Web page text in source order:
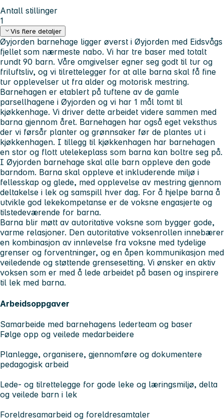
Antall stillinger
1
Vis flere detaljer
Øyjorden barnehage ligger øverst i Øyjorden med Eidsvågs
fjellet som nærmeste nabo. Vi har tre baser med totalt
rundt 90 barn. Våre omgivelser egner seg godt til tur og
friluftsliv, og vi tilrettelegger for at alle barna skal få fine
tur opplevelser ut fra alder og motorisk mestring.
Barnehagen er etablert på tuftene av de gamle
parsellhagene i Øyjorden og vi har 1 mål tomt til
kjøkkenhage. Vi driver dette arbeidet videre sammen med
barna gjennom året. Barnehagen har også eget veksthus
der vi førsår planter og grønnsaker før de plantes ut i
kjøkkenhagen. I tillegg til kjøkkenhagen har barnehagen
en stor og flott utelekeplass som barna kan boltre seg på.
I Øyjorden barnehage skal alle barn oppleve den gode
barndom. Barna skal oppleve et inkluderende miljø i
fellesskap og glede, med opplevelse av mestring gjennom
deltakelse i lek og samspill hver dag. For å hjelpe barna å
utvikle god lekekompetanse er de voksne engasjerte og
tilstedeværende for barna.
Barna blir møtt av autoritative voksne som bygger gode,
varme relasjoner. Den autoritative voksenrollen innebærer
en kombinasjon av innlevelse fra voksne med tydelige
grenser og forventninger, og en åpen kommunikasjon med
veiledende og støttende grensesetting. Vi ønsker en aktiv
voksen som er med å lede arbeidet på basen og inspirere
til lek med barna.
Arbeidsoppgaver
Samarbeide med barnehagens lederteam og baser
Følge opp og veilede medarbeidere
Planlegge, organisere, gjennomføre og dokumentere
pedagogisk arbeid
Lede- og tilrettelegge for gode leke og læringsmiljø, delta
og veilede barn i lek
Foreldresamarbeid og foreldresamtaler